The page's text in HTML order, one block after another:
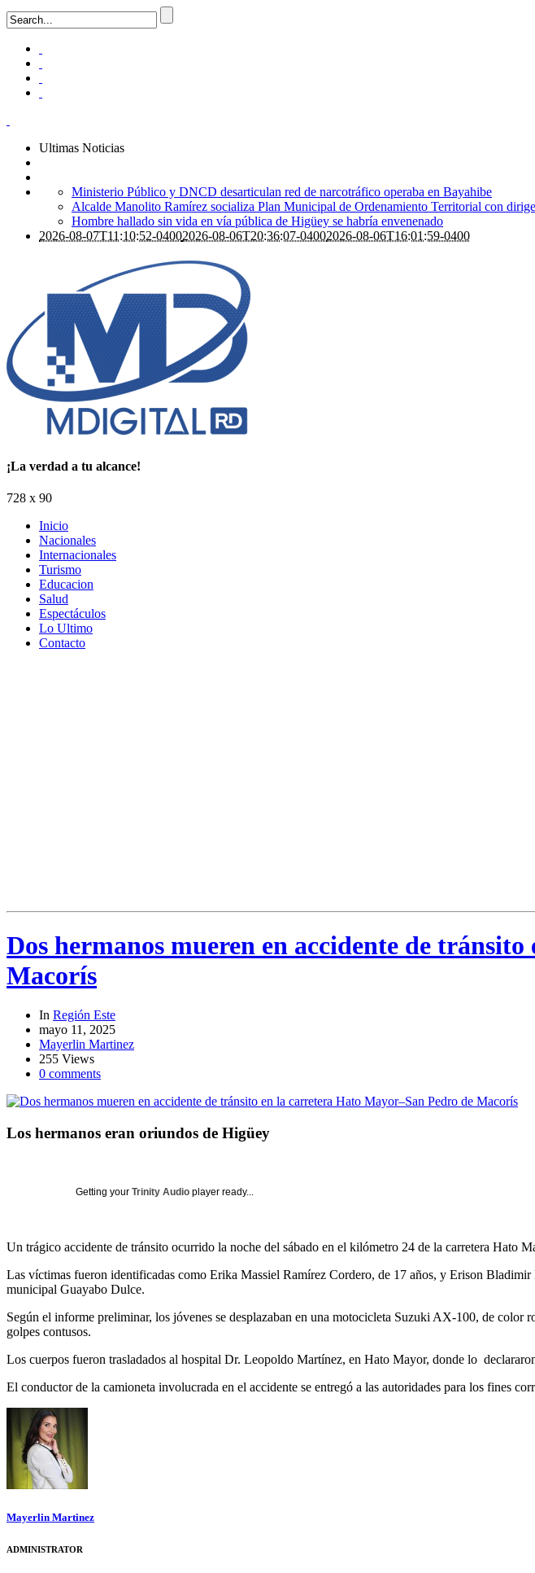
Ultimas Noticias
Ministerio Público y DNCD desarticulan red de narcotráfico operaba en Bayahibe
Alcalde Manolito Ramírez socializa Plan Municipal de Ordenamiento Territorial con
Hombre hallado sin vida en vía pública de Higüey se habría envenenado
2026-08-07T11:10:52-04002026-08-06T20:36:07-04002026-08-06T16:01:59-0400
¡La verdad a tu alcance!
728 x 90
Inicio
Nacionales
Internacionales
Turismo
Educacion
Salud
Espectáculos
Lo Ultimo
Contacto
Dos hermanos mueren en accidente de
Macorís
In Región Este
mayo 11, 2025
Mayerlin Martinez
255 Views
0 comments
Los hermanos eran oriundos de Higüey
Getting your Trinity Audio player ready...
Un trágico accidente de tránsito ocurrido la noche del sábado en el kilómetro 24 de la carretera Hato
Las víctimas fueron identificadas como Erika Massiel Ramírez Cordero, de 17 años, y Erison
municipal Guayabo Dulce.
Según el informe preliminar, los jóvenes se desplazaban en una motocicleta Suzuki AX-100, de
golpes contusos.
Los cuerpos fueron trasladados al hospital Dr. Leopoldo Martínez, en Hato Mayor, donde lo
El conductor de la camioneta involucrada en el accidente se entregó a las autoridades para los fines
Mayerlin Martinez
ADMINISTRATOR